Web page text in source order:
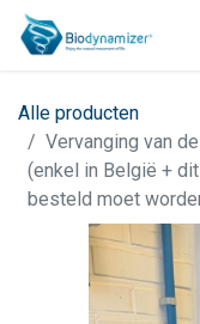
Alle producten
Vervanging van
(enkel in België +
besteld moet